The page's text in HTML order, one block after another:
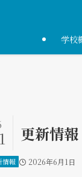
学校
更新情報
情報 2026年6月1日